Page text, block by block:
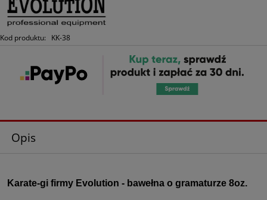
Kod produktu: KK-38
Opis
Karate-gi firmy Evolution - bawełna o gramaturze 8oz.